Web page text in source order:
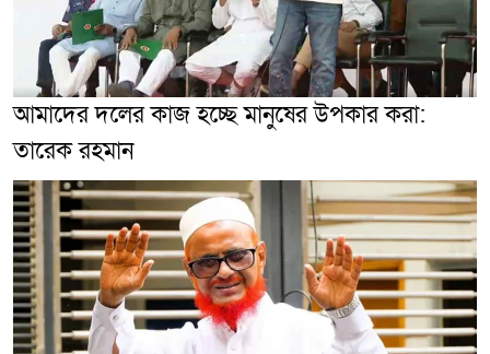
আমাদের দলের কাজ হচ্ছে মানুষের উপকার করা:
তারেক রহমান